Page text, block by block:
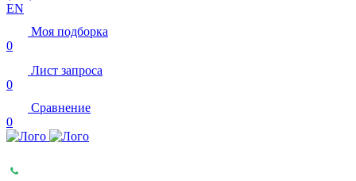
EN
Моя подборка
0
Лист запроса
0
Сравнение
0